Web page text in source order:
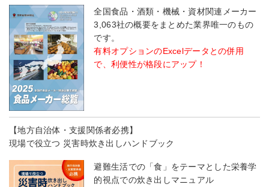
全国食品・酒類・機械・資材関連メーカー
3,063社の概要をまとめた業界唯一のもの
です。
有料オプションのExcelデータとの併用
で、利便性が格段にアップ！
【地方自治体・支援関係者必携】
現場で役立つ 災害時炊き出しハンドブック
避難生活での「食」をテーマとした栄養学
的視点での炊き出しマニュアル